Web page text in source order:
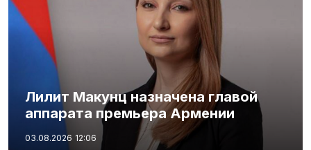
Лилит Макунц назначена главой
аппарата премьера Армении
03.08.2026 12:06